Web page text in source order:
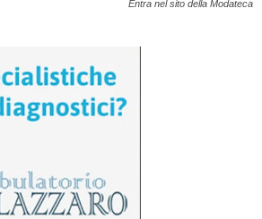
Entra nel sito della Modateca